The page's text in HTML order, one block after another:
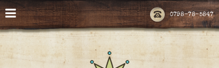
0798-78-5847